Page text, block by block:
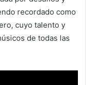
recordado como
cuyo talento y
de todas las